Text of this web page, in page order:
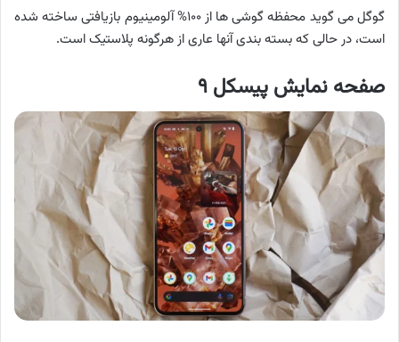
گوگل می گوید محفظه گوشی ها از ۱۰۰% آلومینیوم بازیافتی ساخته شده
است، در حالی که بسته بندی آنها عاری از هرگونه پلاستیک است.
صفحه نمایش پیسکل ۹